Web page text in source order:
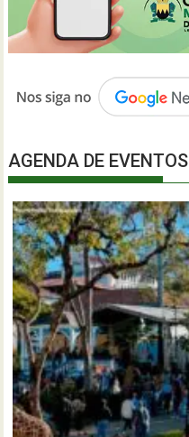
AGENDA DE EVENTOS